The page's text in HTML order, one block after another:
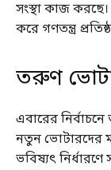
সংস্থা কাজ
করে গণতন্ত্র
তরুণ
এবারের
নতুন ভোটারদের
ভবিষ্যৎ